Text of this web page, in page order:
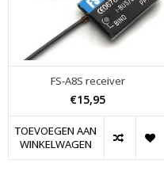
FS-A8S receiver
€15,95
TOEVOEGEN AAN
WINKELWAGEN